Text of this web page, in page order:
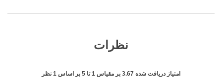
نظرات
امتیاز دریافت شده 3.67 بر مقیاس 1تا 5 بر اساس 1 نظر